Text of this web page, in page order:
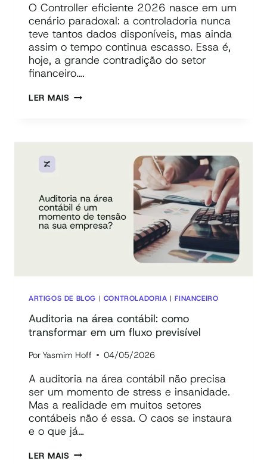
O Controller eficiente 2026 nasce em um
cenário paradoxal: a controladoria nunca
teve tantos dados disponíveis, mas ainda
assim o tempo continua escasso. Essa é,
hoje, a grande contradição do setor
financeiro….
LER MAISCONTROLLER
PARE
DE
APAGAR
ARTIGOS DE BLOG | CONTROLADORIA |FINANCEIRO
Auditoria na área contábil: como
transformar em um fluxo previsível
Por Yasmim Hoff 04/05/2026
A auditoria na área contábil não precisa
ser um momento de stress e insanidade.
Mas a realidade em muitos setores
contábeis não é essa. O caos se instaura
e o que já…
LER MAISAUDITORIA